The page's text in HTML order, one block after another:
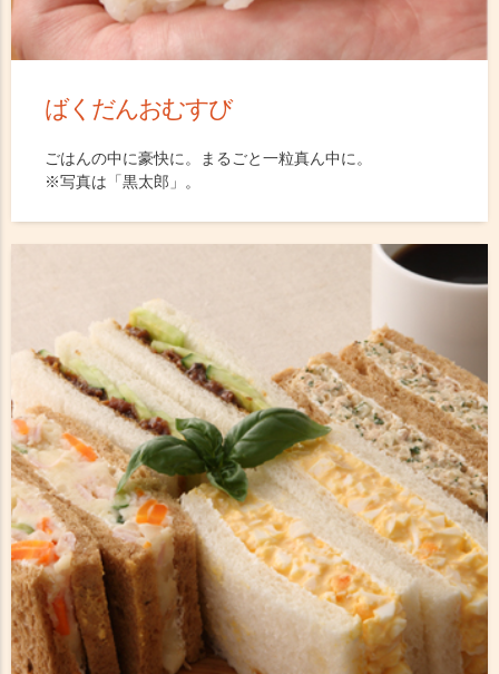
ばくだんおむすび
ごはんの中に豪快に。まるごと一粒真ん中に。
※写真は「黒太郎」。